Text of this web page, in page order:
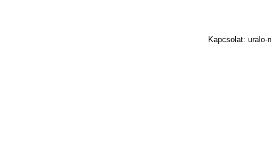
Kapcsolat: uralo-